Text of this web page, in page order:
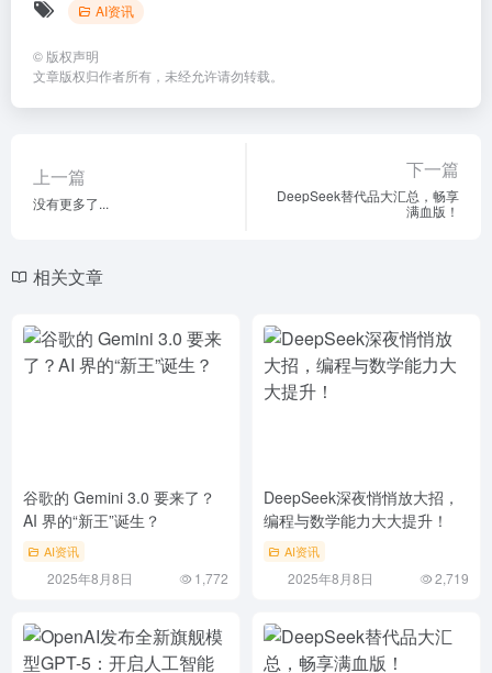
AI资讯
© 版权声明
文章版权归作者所有，未经允许请勿转载。
上一篇
没有更多了...
下一篇
DeepSeek替代品大汇总，畅享
满血版！
相关文章
谷歌的 Gemini 3.0 要来了？
AI 界的“新王”诞生？
AI资讯
2025年8月8日 1,772
DeepSeek深夜悄悄放大招，
编程与数学能力大大提升！
AI资讯
2025年8月8日 2,719